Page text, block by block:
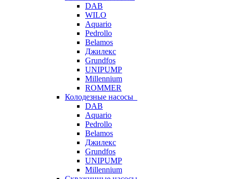
DAB
WILO
Aquario
Pedrollo
Belamos
Джилекс
Grundfos
UNIPUMP
Millennium
ROMMER
Колодезные насосы
DAB
Aquario
Pedrollo
Belamos
Джилекс
Grundfos
UNIPUMP
Millennium